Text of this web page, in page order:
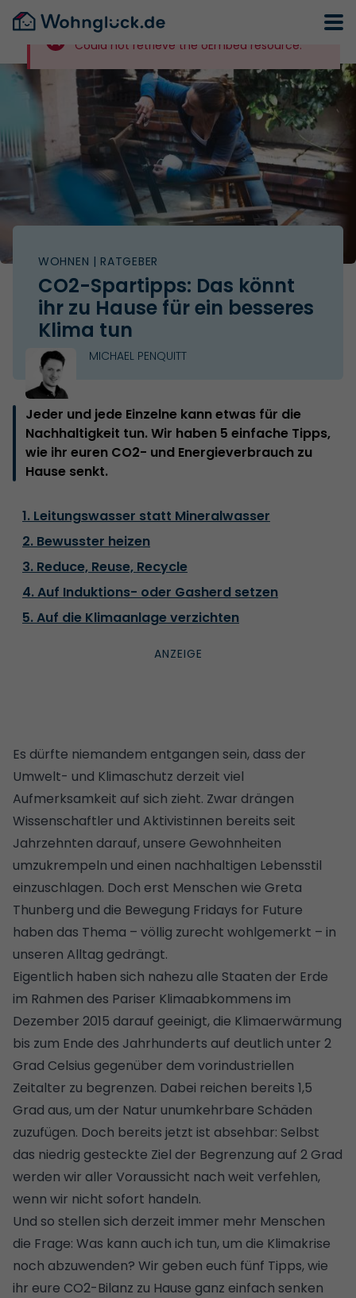
Could not retrieve the oEmbed resource.
WOHNEN | RATGEBER
CO2-Spartipps: Das könnt
ihr zu Hause für ein besseres
Klima tun
MICHAEL PENQUITT
Jeder und jede Einzelne kann etwas für die
Nachhaltigkeit tun. Wir haben 5 einfache Tipps,
wie ihr euren CO2- und Energieverbrauch zu
Hause senkt.
1. Leitungswasser statt Mineralwasser
2. Bewusster heizen
3. Reduce, Reuse, Recycle
4. Auf Induktions- oder Gasherd setzen
5. Auf die Klimaanlage verzichten
Es dürfte niemandem entgangen sein, dass der
Umwelt- und Klimaschutz derzeit viel
Aufmerksamkeit auf sich zieht. Zwar drängen
Wissenschaftler und Aktivistinnen bereits seit
Jahrzehnten darauf, unsere Gewohnheiten
umzukrempeln und einen nachhaltigen Lebensstil
einzuschlagen. Doch erst Menschen wie Greta
Thunberg und die Bewegung Fridays for Future
haben das Thema – völlig zurecht wohlgemerkt – in
unseren Alltag gedrängt.
Eigentlich haben sich nahezu alle Staaten der Erde
im Rahmen des Pariser Klimaabkommens im
Dezember 2015 darauf geeinigt, die Klimaerwärmung
bis zum Ende des Jahrhunderts auf deutlich unter 2
Grad Celsius gegenüber dem vorindustriellen
Zeitalter zu begrenzen. Dabei reichen bereits 1,5
Grad aus, um der Natur unumkehrbare Schäden
zuzufügen. Doch bereits jetzt ist absehbar: Selbst
das niedrig gesteckte Ziel der Begrenzung auf 2 Grad
werden wir aller Voraussicht nach weit verfehlen,
wenn wir nicht sofort handeln.
Und so stellen sich derzeit immer mehr Menschen
die Frage: Was kann auch ich tun, um die Klimakrise
noch abzuwenden? Wir geben euch fünf Tipps, wie
ihr eure CO2-Bilanz zu Hause ganz einfach senken